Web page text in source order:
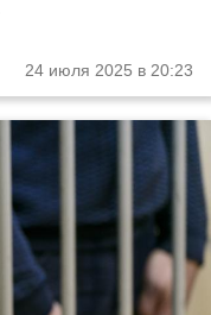
24 июля 2025 в 20:23